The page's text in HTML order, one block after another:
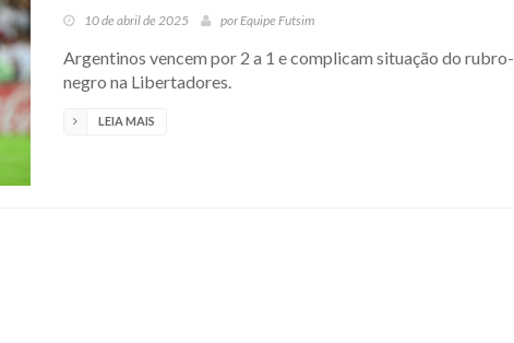
10 de abril de 2025 por Equipe Futsim
Argentinos vencem por 2 a 1 e complicam situação do rubro-
negro na Libertadores.
LEIA MAIS